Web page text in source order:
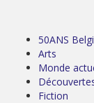
50ANS
Arts
Monde
Fiction